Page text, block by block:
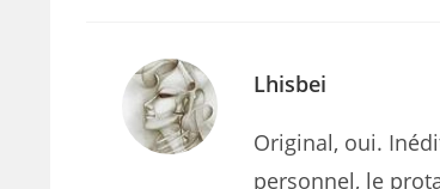
Lhisbei
Original, oui.
personnel, le